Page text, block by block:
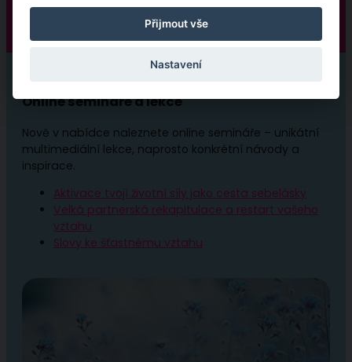
Online semináře a lekce
Nově v nabídce naleznete online semináře – unikátní
multimediální lekce, naprosto konkrétní návody a
inspirace.
Aktivace tvojí životní síly jako cesta sebelásky
Velká partnerská rekapitulace a restart vašeho
vztahu
Slovy ke šťastnému vztahu
Přijmout vše
Nastavení